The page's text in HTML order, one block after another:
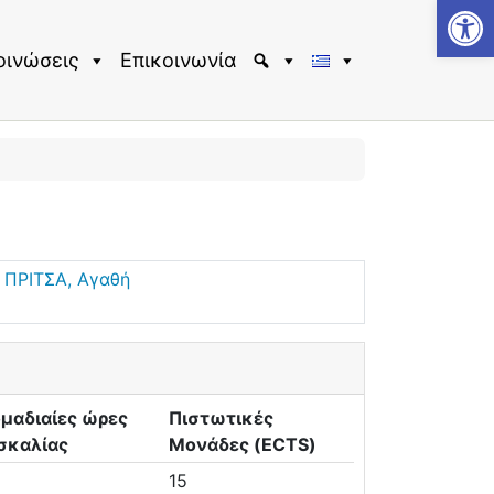
Επικοινωνία
ΠΡΙΤΣΑ, Αγαθή
ώρες
Πιστωτικές
Μονάδες (ECTS)
15